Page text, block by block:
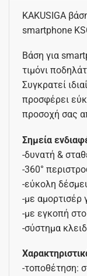
KAKUSIGA
smartphone
Βάση για
τιμόνι
Συγκρατεί
προσφέρει
προσοχή σας
Σημεία
-δυνατή &
-360°
-εύκολη
-με
-με εγκοπή
-σύστημα
-τοποθέτηση: